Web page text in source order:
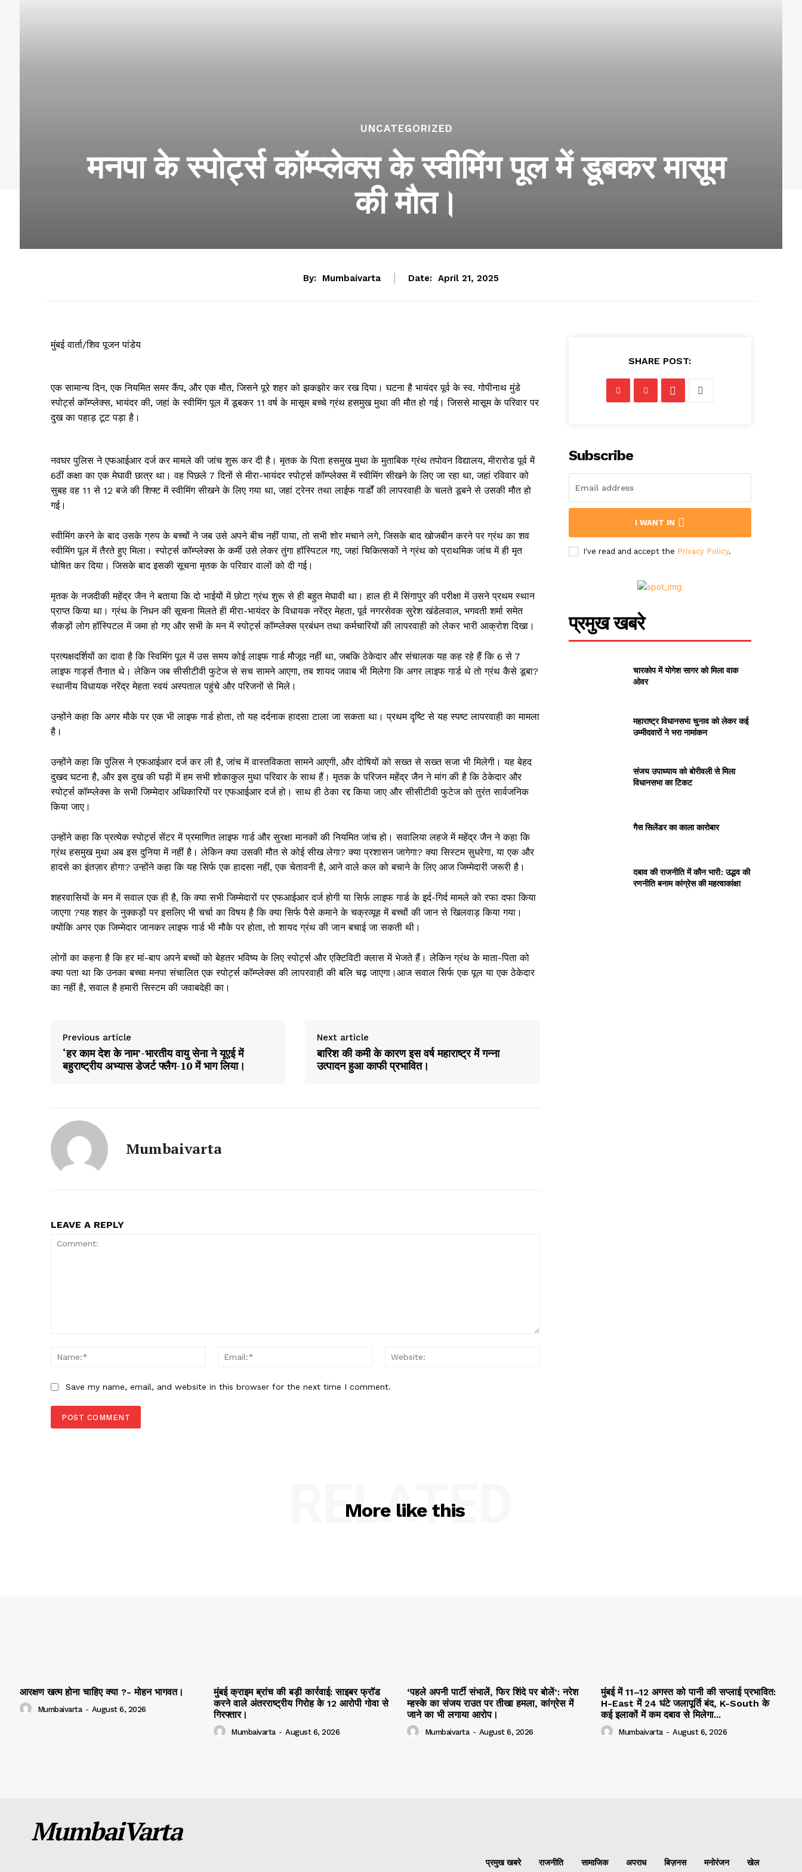
UNCATEGORIZED
मनपा के स्पोर्ट्स कॉम्प्लेक्स के स्वीमिंग पूल में डूबकर मासूम
की मौत।
By: Mumbaivarta Date: April 21, 2025
मुंबई वार्ता/शिव पूजन पांडेय
एक सामान्य दिन, एक नियमित समर कैंप, और एक मौत, जिसने पूरे शहर को झकझोर कर रख दिया। घटना है भायंदर पूर्व के स्व. गोपीनाथ मुंडे
स्पोर्ट्स कॉम्प्लेक्स, भायंदर की, जहां के स्वीमिंग पूल में डूबकर 11 वर्ष के मासूम बच्चे ग्रंथ हसमुख मुथा की मौत हो गई। जिससे मासूम के परिवार पर
दुख का पहाड़ टूट पड़ा है।
नवघर पुलिस ने एफआईआर दर्ज कर मामले की जांच शुरू कर दी है। मृतक के पिता हसमुख मुथा के मुताबिक ग्रंथ तपोवन विद्यालय, मीरारोड पूर्व में
6ठीं कक्षा का एक मेघावी छात्र था। वह पिछले 7 दिनों से मीरा-भायंदर स्पोर्ट्स कॉम्प्लेक्स में स्वीमिंग सीखने के लिए जा रहा था, जहां रविवार को
सुबह वह 11 से 12 बजे की शिफ्ट में स्वीमिंग सीखने के लिए गया था, जहां ट्रेनर तथा लाईफ गार्डों की लापरवाही के चलते डूबने से उसकी मौत हो
गई।
स्वीमिंग करने के बाद उसके ग्रुप के बच्चों ने जब उसे अपने बीच नहीं पाया, तो सभी शोर मचाने लगे, जिसके बाद खोजबीन करने पर ग्रंथ का शव
स्वीमिंग पूल में तैरते हुए मिला। स्पोर्ट्स कॉम्प्लेक्स के कर्मी उसे लेकर तुंगा हॉस्पिटल गए, जहां चिकित्सकों ने ग्रंथ को प्राथमिक जांच में ही मृत
घोषित कर दिया। जिसके बाद इसकी सूचना मृतक के परिवार वालों को दी गई।
मृतक के नजदीकी महेंद्र जैन ने बताया कि दो भाईयों में छोटा ग्रंथ शुरू से ही बहुत मेघावी था। हाल ही में सिंगापुर की परीक्षा में उसने प्रथम स्थान
प्राप्त किया था। ग्रंथ के निधन की सूचना मिलते ही मीरा-भायंदर के विधायक नरेंद्र मेहता, पूर्व नगरसेवक सुरेश खंडेलवाल, भगवती शर्मा समेत
सैकड़ों लोग हॉस्पिटल में जमा हो गए और सभी के मन में स्पोर्ट्स कॉम्प्लेक्स प्रबंधन तथा कर्मचारियों की लापरवाही को लेकर भारी आक्रोश दिखा।
प्रत्यक्षदर्शियों का दावा है कि स्विमिंग पूल में उस समय कोई लाइफ गार्ड मौजूद नहीं था, जबकि ठेकेदार और संचालक यह कह रहे हैं कि 6 से 7
लाइफ गार्ड्स तैनात थे। लेकिन जब सीसीटीवी फुटेज से सच सामने आएगा, तब शायद जवाब भी मिलेगा कि अगर लाइफ गार्ड थे तो ग्रंथ कैसे डूबा?
स्थानीय विधायक नरेंद्र मेहता स्वयं अस्पताल पहुंचे और परिजनों से मिले।
उन्होंने कहा कि अगर मौके पर एक भी लाइफ गार्ड होता, तो यह दर्दनाक हादसा टाला जा सकता था। प्रथम दृष्टि से यह स्पष्ट लापरवाही का मामला
है।
उन्होंने कहा कि पुलिस ने एफआईआर दर्ज कर ली है, जांच में वास्तविकता सामने आएगी, और दोषियों को सख्त से सख्त सजा भी मिलेगी। यह बेहद
दुखद घटना है, और इस दुख की घड़ी में हम सभी शोकाकुल मुथा परिवार के साथ हैं। मृतक के परिजन महेंद्र जैन ने मांग की है कि ठेकेदार और
स्पोर्ट्स कॉम्प्लेक्स के सभी जिम्मेदार अधिकारियों पर एफआईआर दर्ज हो। साथ ही ठेका रद्द किया जाए और सीसीटीवी फुटेज को तुरंत सार्वजनिक
किया जाए।
उन्होंने कहा कि प्रत्येक स्पोर्ट्स सेंटर में प्रमाणित लाइफ गार्ड और सुरक्षा मानकों की नियमित जांच हो। सवालिया लहजे में महेंद्र जैन ने कहा कि
ग्रंथ हसमुख मुथा अब इस दुनिया में नहीं है। लेकिन क्या उसकी मौत से कोई सीख लेगा? क्या प्रशासन जागेगा? क्या सिस्टम सुधरेगा, या एक और
हादसे का इंतज़ार होगा? उन्होंने कहा कि यह सिर्फ एक हादसा नहीं, एक चेतावनी है, आने वाले कल को बचाने के लिए आज जिम्मेदारी जरूरी है।
शहरवासियों के मन में सवाल एक ही है, कि क्या सभी जिम्मेदारों पर एफआईआर दर्ज होगी या सिर्फ लाइफ गार्ड के इर्द-गिर्द मामले को रफा दफा किया
जाएगा ?यह शहर के नुक्कड़ों पर इसलिए भी चर्चा का विषय है कि क्या सिर्फ पैसे कमाने के चक्रव्यूह में बच्चों की जान से खिलवाड़ किया गया।
क्योंकि अगर एक जिम्मेदार जानकर लाइफ गार्ड भी मौके पर होता, तो शायद ग्रंथ की जान बचाई जा सकती थी।
लोगों का कहना है कि हर मां-बाप अपने बच्चों को बेहतर भविष्य के लिए स्पोर्ट्स और एक्टिविटी क्लास में भेजते हैं। लेकिन ग्रंथ के माता-पिता को
क्या पता था कि उनका बच्चा मनपा संचालित एक स्पोर्ट्स कॉम्प्लेक्स की लापरवाही की बलि चढ़ जाएगा।आज सवाल सिर्फ एक पूल या एक ठेकेदार
का नहीं है, सवाल है हमारी सिस्टम की जवाबदेही का।
Previous article
‘हर काम देश के नाम’-भारतीय वायु सेना ने यूएई में
बहुराष्ट्रीय अभ्यास डेजर्ट फ्लैग-10 में भाग लिया।
Next article
बारिश की कमी के कारण इस वर्ष महाराष्ट्र में गन्ना
उत्पादन हुआ काफी प्रभावित।
Mumbaivarta
LEAVE A REPLY
Name:*
Email:*
Save my name, email, and website in this browser for the next time I comment.
SHARE POST:
Subscribe
I WANT IN
I've read and accept the Privacy Policy.
प्रमुख खबरे
चारकोप में योगेश सागर को मिला वाक
ओवर
महाराष्ट्र विधानसभा चुनाव को लेकर कई
उम्मीदवारों ने भरा नामांकन
संजय उपाध्याय को बोरीवली से मिला
विधानसभा का टिकट
गैस सिलेंडर का काला कारोबार
दबाव की राजनीति में कौन भारी: उद्धव की
रणनीति बनाम कांग्रेस की महत्वाकांक्षा
More like this
RELATED
आरक्षण खत्म होना चाहिए क्या ?- मोहन भागवत।
Mumbaivarta - August 6, 2026
मुंबई क्राइम ब्रांच की बड़ी कार्रवाई: साइबर फ्रॉड
करने वाले अंतरराष्ट्रीय गिरोह के 12 आरोपी गोवा से
गिरफ्तार।
Mumbaivarta - August 6, 2026
‘पहले अपनी पार्टी संभालें, फिर शिंदे पर बोलें’: नरेश
म्हस्के का संजय राउत पर तीखा हमला, कांग्रेस में
जाने का भी लगाया आरोप।
Mumbaivarta - August 6, 2026
मुंबई में 11–12 अगस्त को पानी की सप्लाई प्रभावित:
H-East में 24 घंटे जलापूर्ति बंद, K-South के
कई इलाकों में कम दबाव से मिलेगा...
Mumbaivarta - August 6, 2026
MumbaiVarta
प्रमुख खबरे राजनीति सामाजिक अपराध बिज़नस मनोरंजन खेल